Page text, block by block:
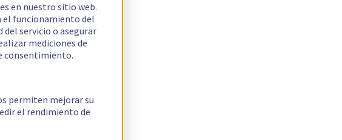
en nuestro sitio web.
el funcionamiento del
servicio o asegurar
mediciones de
consentimiento.
permiten mejorar su
el rendimiento de